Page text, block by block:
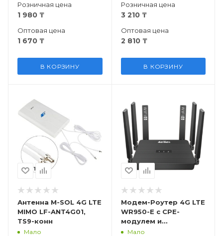
Розничная цена
1 980 ₸
Оптовая цена
1 670 ₸
В КОРЗИНУ
Розничная цена
3 210₸
Оптовая цена
2 810₸
В КОРЗИНУ
Антенна M-SOL 4G LTE
MIMO LF-ANT4G01,
TS9-конн
Мало
Модем-Роутер 4G LTE
WR950-E с СPE-
модулем и
поддержкой SIM-
Мало